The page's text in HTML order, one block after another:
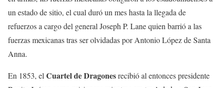
un estado de sitio, el cual duró un mes hasta la llegada de
refuerzos a cargo del general Joseph P. Lane quien barrió a las
fuerzas mexicanas tras ser olvidadas por Antonio López de Santa
Anna.
En 1853, el Cuartel de Dragonesrecibió al entonces presidente